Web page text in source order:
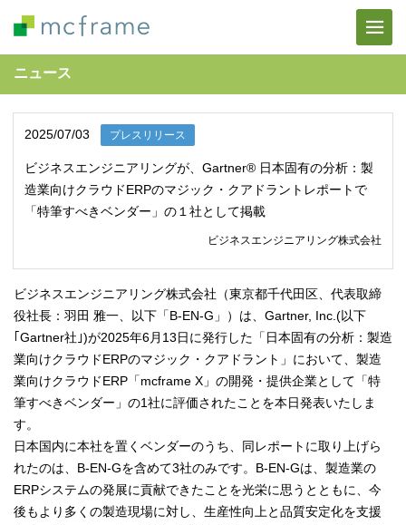
ニュース
2025/07/03 プレスリリース
ビジネスエンジニアリングが、Gartner® 日本固有の分析：製
造業向けクラウドERPのマジック・クアドラントレポートで
「特筆すべきベンダー」の１社として掲載
ビジネスエンジニアリング株式会社
ビジネスエンジニアリング株式会社（東京都千代田区、代表取締
役社長：羽田 雅一、以下「B-EN-G」）は、Gartner, Inc.(以下
｢Gartner社｣)が2025年6月13日に発行した「日本固有の分析：製造
業向けクラウドERPのマジック・クアドラント」において、製造
業向けクラウドERP「mcframe X」の開発・提供企業として「特
筆すべきベンダー」の1社に評価されたことを本日発表いたしま
す。
日本国内に本社を置くベンダーのうち、同レポートに取り上げら
れたのは、B-EN-Gを含めて3社のみです。 B-EN-Gは、製造業の
ERPシステムの発展に貢献できたことを光栄に思うとともに、今
後もより多くの製造現場に対し、生産性向上と品質安定化を支援